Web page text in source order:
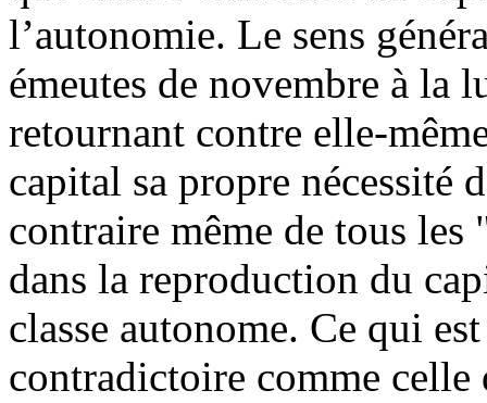
l’autonomie. Le sens
émeutes de novembre à la
retournant contre elle-
capital sa propre nécessité
contraire même de tous
dans la reproduction du
classe autonome. Ce qui
contradictoire comme celle